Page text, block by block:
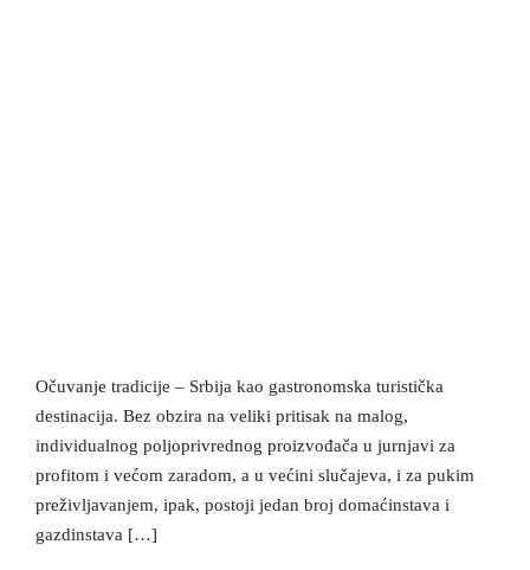
Očuvanje tradicije – Srbija kao gastronomska turistička
destinacija. Bez obzira na veliki pritisak na malog,
individualnog poljoprivrednog proizvođača u jurnjavi za
profitom i većom zaradom, a u većini slučajeva, i za pukim
preživljavanjem, ipak, postoji jedan broj domaćinstava i
gazdinstava […]